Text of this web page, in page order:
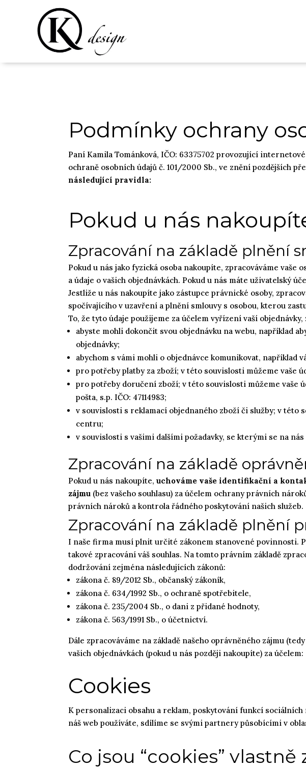
Podmínky ochrany
Paní Kamila Tománková, IČO: 63375702 provozující
ochraně osobních údajů č. 101/2000 Sb., ve znění pozdějších
následující pravidla:
Pokud u nás
Zpracování na základě plnění
Pokud u nás jako fyzická osoba nakoupíte, zpracováváme
a údaje o vašich objednávkách. Pokud u nás máte uživatelský
Jestliže u nás nakoupíte jako zástupce právnické osoby,
spočívajícího v uzavření a plnění smlouvy s osobou, kterou
To, že tyto údaje použijeme za účelem vyřízení vaší
abyste mohli dokončit svou objednávku na webu, například
objednávky;
abychom s vámi mohli o objednávce komunikovat,
pro potřeby platby za zboží; v této souvislosti můžeme vaše
pro potřeby doručení zboží; v této souvislosti můžeme vaše
pošta, s.p. IČO: 47114983;
v souvislosti s reklamací objednaného zboží či služby; v této
centru;
v souvislosti s vašimi dalšími požadavky, se kterými se na
Zpracování na základě
Pokud u nás nakoupíte, uchováme vaše identifikační a
zájmu (bez vašeho souhlasu) za účelem ochrany právních
právních nároků a kontrola řádného poskytování našich služeb.
Zpracování na základě plnění
I naše firma musí plnit určité zákonem stanovené povinnosti.
takové zpracování váš souhlas. Na tomto právním základě
dodržování zejména následujících zákonů:
zákona č. 89/2012 Sb., občanský zákoník,
zákona č. 634/1992 Sb., o ochraně spotřebitele,
zákona č. 235/2004 Sb., o dani z přidané hodnoty,
zákona č. 563/1991 Sb., o účetnictví.
Dále zpracováváme na základě našeho oprávněného zájmu
vašich objednávkách (pokud u nás později nakoupíte) za účelem:
Cookies
K personalizaci obsahu a reklam, poskytování funkcí
náš web používáte, sdílíme se svými partnery působícími v
Co jsou “cookies” vlastně